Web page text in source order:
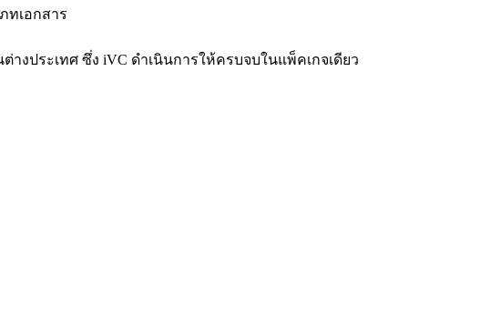
ทเอกสาร
ต่างประเทศ ซึ่ง iVC ดำเนินการให้ครบจบในแพ็คเกจเดียว